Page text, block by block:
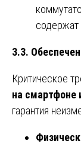
содержат
3.3.
Критическое
на смартфоне
гарантия